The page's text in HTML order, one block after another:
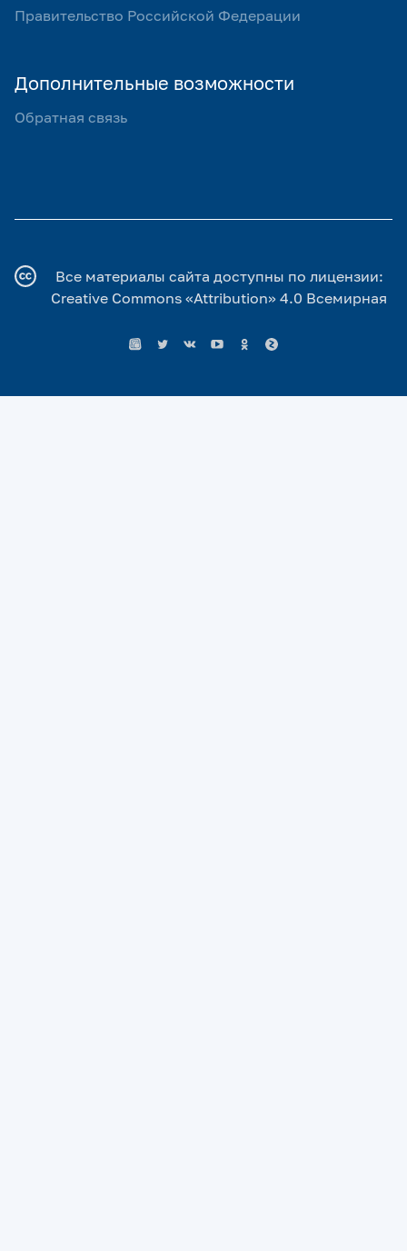
Правительство Российской Федерации
Дополнительные возможности
Обратная связь
Все материалы сайта доступны по лицензии:
Creative Commons «Attribution» 4.0 Всемирная